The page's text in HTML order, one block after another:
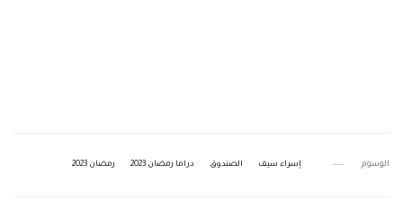
الوسوم إسراء سيف الصندوق دراما رمضان 2023 رمضان 2023